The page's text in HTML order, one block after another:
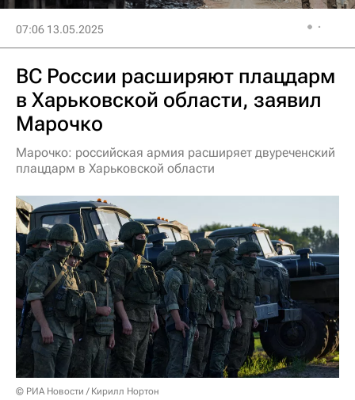
07:06 13.05.2025
ВС России расширяют плацдарм
в Харьковской области, заявил
Марочко
Марочко: российская армия расширяет двуреченский
плацдарм в Харьковской области
© РИА Новости / Кирилл Нортон